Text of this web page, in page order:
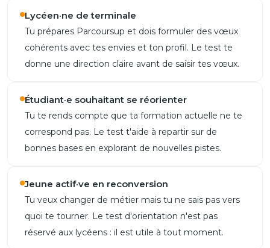
Lycéen·ne de terminale
Tu prépares Parcoursup et dois formuler des vœux
cohérents avec tes envies et ton profil. Le test te
donne une direction claire avant de saisir tes vœux.
Étudiant·e souhaitant se réorienter
Tu te rends compte que ta formation actuelle ne te
correspond pas. Le test t'aide à repartir sur de
bonnes bases en explorant de nouvelles pistes.
Jeune actif·ve en reconversion
Tu veux changer de métier mais tu ne sais pas vers
quoi te tourner. Le test d'orientation n'est pas
réservé aux lycéens : il est utile à tout moment.